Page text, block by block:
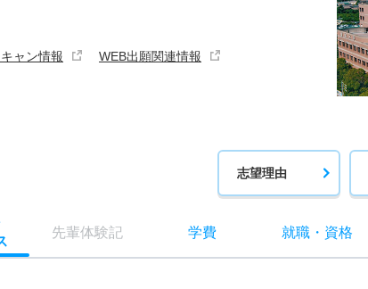
ャン情報 WEB出願関連情報
志望理由
先輩体験記 学費 就職・ 資格